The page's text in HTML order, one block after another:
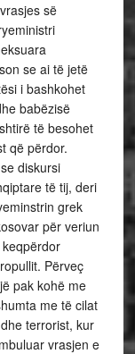
së
se ai të jetë
i bashkohet
babëzisë
të besohet
që përdor.
diskursi
të tij, deri
grek
për veriun
Përveç
pak kohë me
me të cilat
terrorist, kur
vrasjen e